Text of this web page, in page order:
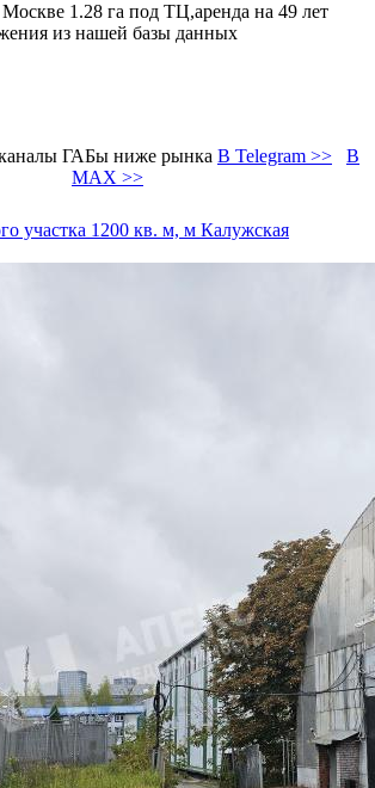
1.28 га под ТЦ,аренда на 49 лет
из нашей базы данных
ГАБы ниже рынка В Telegram >>
В
MAX >>
участка 1200 кв. м, м Калужская